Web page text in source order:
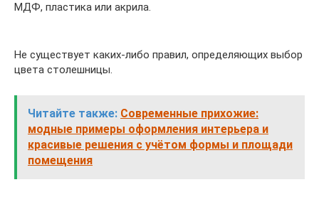
МДФ, пластика или акрила.
Не существует каких-либо правил, определяющих выбор
цвета столешницы.
Читайте также: Современные прихожие:
модные примеры оформления интерьера и
красивые решения с учётом формы и площади
помещения